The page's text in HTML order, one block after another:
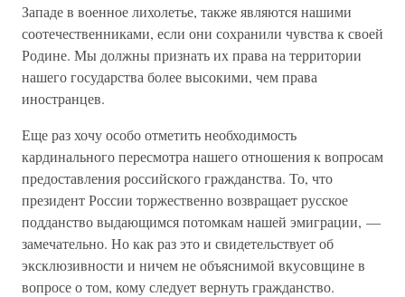
Западе в военное лихолетье, также являются нашими
соотечественниками, если они сохранили чувства к своей
Родине. Мы должны признать их права на территории
нашего государства более высокими, чем права
иностранцев.
Еще раз хочу особо отметить необходимость
кардинального пересмотра нашего отношения к вопросам
предоставления российского гражданства. То, что
президент России торжественно возвращает русское
подданство выдающимся потомкам нашей эмиграции, —
замечательно. Но как раз это и свидетельствует об
эксклюзивности и ничем не объяснимой вкусовщине в
вопросе о том, кому следует вернуть гражданство.